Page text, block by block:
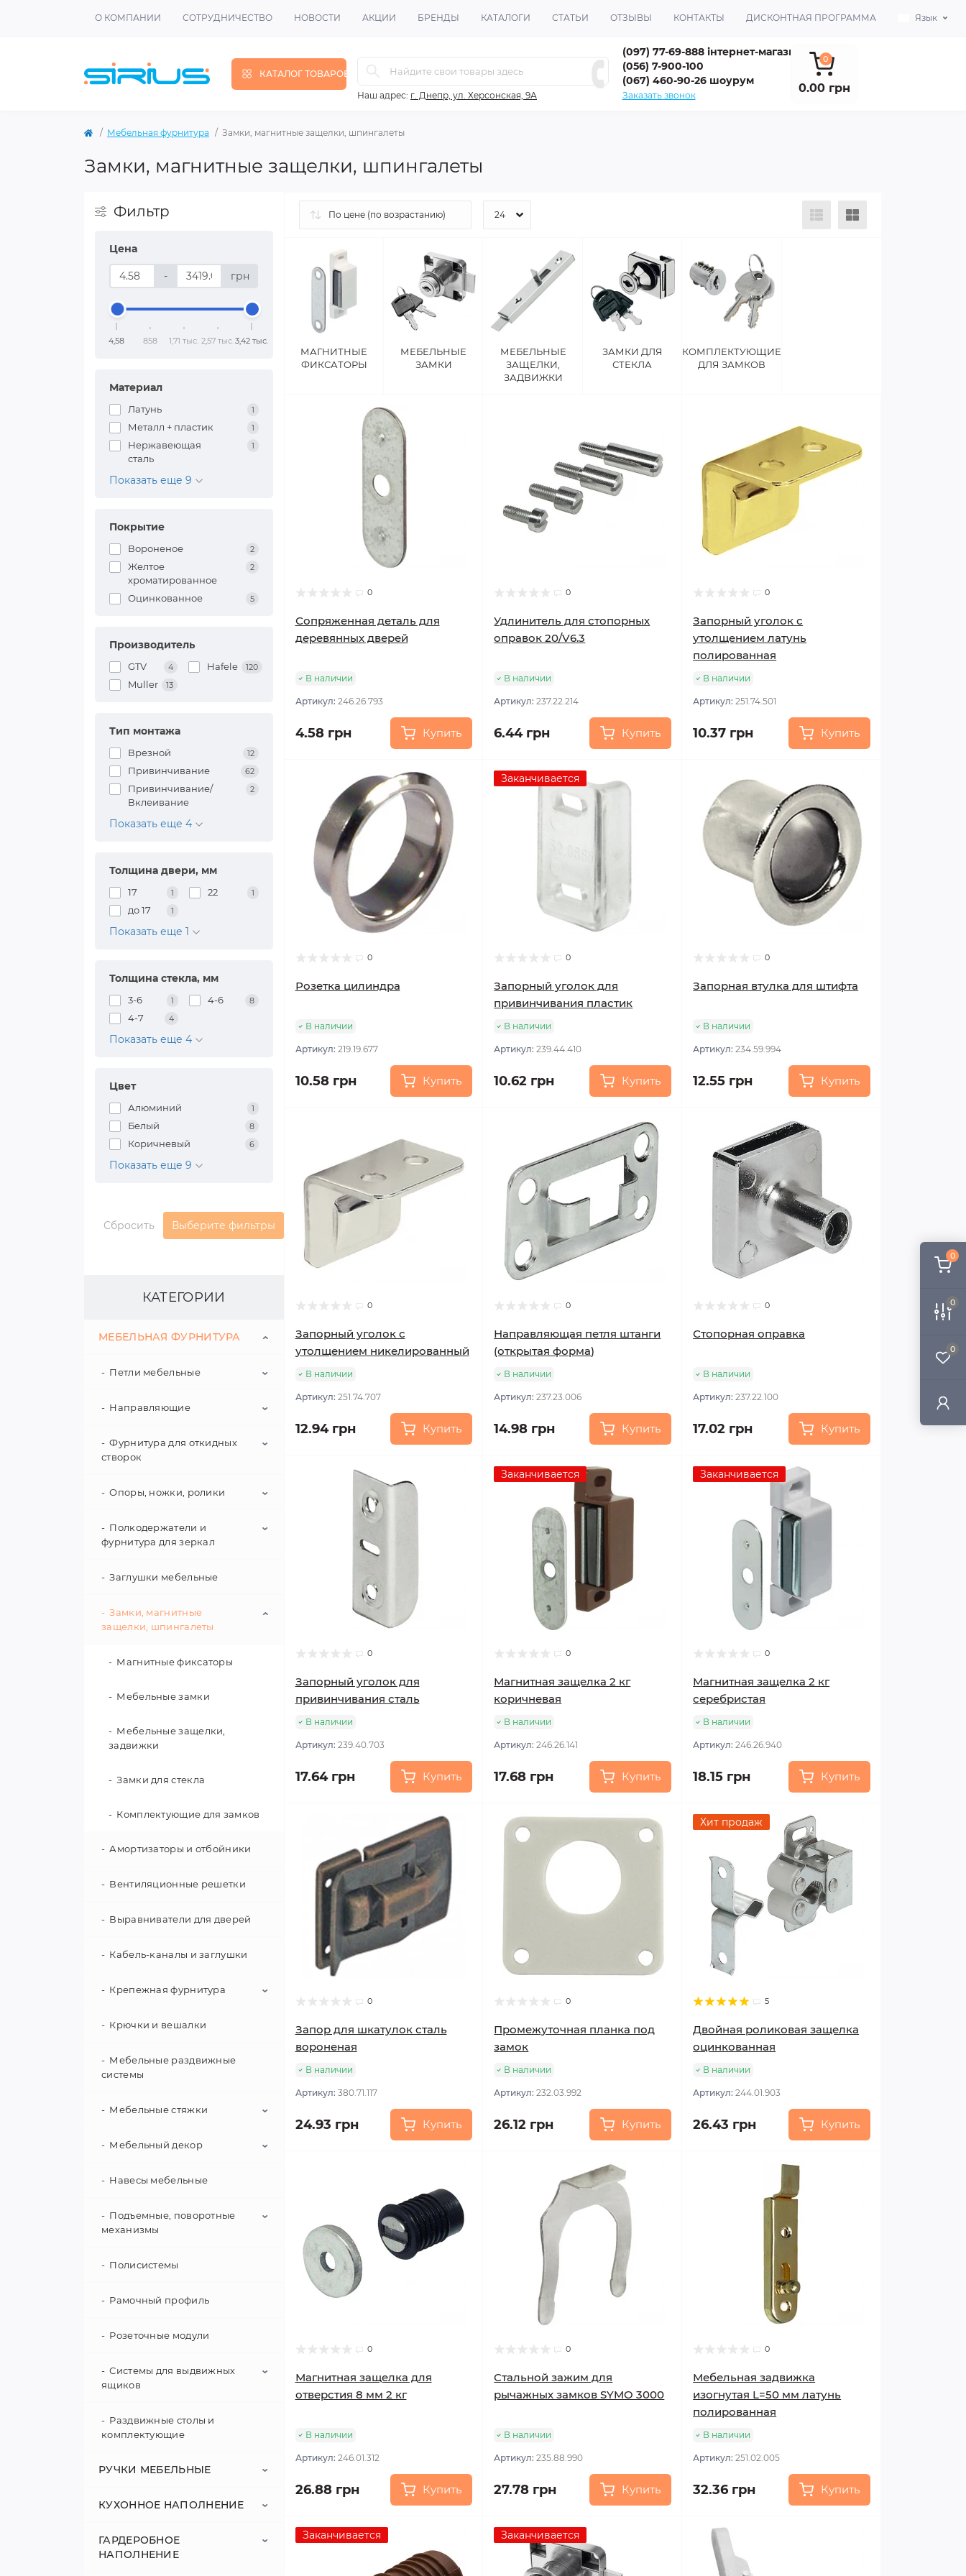
0
0
0
О КОМПАНИИ СОТРУДНИЧЕСТВО НОВОСТИ АКЦИИ БРЕНДЫ КАТАЛОГИ СТАТЬИ ОТЗЫВЫ КОНТАКТЫ ДИСКОНТНАЯ ПРОГРАММА Язык
КАТАЛОГ ТОВАРОВ
Наш адрес: г. Днепр, ул. Херсонская, 9А
(097) 77-69-888 інтернет-магазин
(056) 7-900-100
(067) 460-90-26 шоурум
Заказать звонок
0
0.00 грн
Мебельная фурнитура Замки, магнитные защелки, шпингалеты
Замки, магнитные защелки, шпингалеты
Фильтр
Цена
- грн
4,58 858 1,71 тыс. 2,57 тыс.3,42 тыс.
Материал
Латунь 1
Металл + пластик 1
Нержавеющая
сталь
1
Показать еще 9
Покрытие
Вороненое 2
Желтое
хроматированное
2
Оцинкованное 5
Производитель
GTV 4 Hafele 120
Muller 13
Тип монтажа
Врезной 12
Привинчивание 62
Привинчивание/
Вклеивание
2
Показать еще 4
Толщина двери, мм
17 1 22 1
до 17 1
Показать еще 1
Толщина стекла, мм
3-6 1 4-6 8
4-7 4
Показать еще 4
Цвет
Алюминий 1
Белый 8
Коричневый 6
Показать еще 9
Сбросить Выберите фильтры
КАТЕГОРИИ
МЕБЕЛЬНАЯ ФУРНИТУРА
Петли мебельные
Четырехшарнирные петли
Карточные петли
Шарнирные петли
Аксессуары к мебельным
Направляющие
Шариковые направляющие
монтажа
клавиатуру
Фурнитура для откидных
створок
Подъёмные механизмы
Газовые подъёмники
ограничители
Комплектующие для
подъемных механизмов
Опоры, ножки, ролики
Винтовые опоры
Ножки для столов
Ролики
Комплектующие для
Полкодержатели и
фурнитура для зеркал
Полкодержатели для дерева
Фурнитура для зеркал
Скрытый монтаж
Заглушки мебельные
Замки, магнитные
защелки, шпингалеты
Магнитные фиксаторы
Мебельные замки
Мебельные защелки,
задвижки
Замки для стекла
Комплектующие для замков
Амортизаторы и отбойники
Вентиляционные решетки
Выравниватели для дверей
Кабель-каналы и заглушки
Крепежная фурнитура
Винты VARIANTA
Гвозди
панелей
Кроватные стяжки
Шканты
Шурупы
Крючки и вешалки
Мебельные раздвижные
системы
Мебельные стяжки
Корпусные стяжки
Скрытые стяжки
Мебельный декор
Ключи и ключевины
Накладки декоративные
Навесы мебельные
Подъемные, поворотные
механизмы
Поворотная фурнитура
Фурнитура для аппаратуры
Фурнитура для кроватей
Полисистемы
Рамочный профиль
Розеточные модули
Системы для выдвижных
ящиков
Matrix S Slim
Металбоксы
Раздвижные столы и
комплектующие
РУЧКИ МЕБЕЛЬНЫЕ
Мебельные ручки со стразами
Деревянные мебельные ручки
КУХОННОЕ НАПОЛНЕНИЕ
Ведра и контейнеры
ГАРДЕРОБНОЕ
НАПОЛНЕНИЕ
МАГНИТНЫЕ
ФИКСАТОРЫ
МЕБЕЛЬНЫЕ
ЗАМКИ
МЕБЕЛЬНЫЕ
ЗАЩЕЛКИ,
ЗАДВИЖКИ
ЗАМКИ ДЛЯ
СТЕКЛА
КОМПЛЕКТУЮЩИЕ
ДЛЯ ЗАМКОВ
0
Сопряженная деталь для
деревянных дверей
В наличии
Артикул: 246.26.793
4.58 грн Купить
0
Удлинитель для стопорных
оправок 20/V6.3
В наличии
Артикул:237.22.214
6.44 грн Купить
0
Запорный уголок с
утолщением латунь
полированная
В наличии
Артикул:251.74.501
10.37 грн Купить
0
Розетка цилиндра
В наличии
Артикул: 219.19.677
10.58 грн Купить
Заканчивается
0
Запорный уголок для
привинчивания пластик
В наличии
Артикул:239.44.410
10.62 грн Купить
0
Запорная втулка для штифта
В наличии
Артикул:234.59.994
12.55 грн Купить
0
Запорный уголок с
утолщением никелированный
В наличии
Артикул: 251.74.707
12.94 грн Купить
0
Направляющая петля штанги
(открытая форма)
В наличии
Артикул:237.23.006
14.98 грн Купить
0
Стопорная оправка
В наличии
Артикул:237.22.100
17.02 грн Купить
0
Запорный уголок для
привинчивания сталь
В наличии
Артикул: 239.40.703
17.64 грн Купить
Заканчивается
0
Магнитная защелка 2 кг
коричневая
В наличии
Артикул:246.26.141
17.68 грн Купить
Заканчивается
0
Магнитная защелка 2 кг
серебристая
В наличии
Артикул:246.26.940
18.15 грн Купить
0
Запор для шкатулок сталь
вороненая
В наличии
Артикул: 380.71.117
24.93 грн Купить
0
Промежуточная планка под
замок
В наличии
Артикул:232.03.992
26.12 грн Купить
Хит продаж
5
Двойная роликовая защелка
оцинкованная
В наличии
Артикул:244.01.903
26.43 грн Купить
0
Магнитная защелка для
отверстия 8 мм 2 кг
В наличии
Артикул: 246.01.312
26.88 грн Купить
0
Стальной зажим для
рычажных замков SYMO 3000
В наличии
Артикул:235.88.990
27.78 грн Купить
0
Мебельная задвижка
изогнутая L=50 мм латунь
полированная
В наличии
Артикул:251.02.005
32.36 грн Купить
Заканчивается Заканчивается